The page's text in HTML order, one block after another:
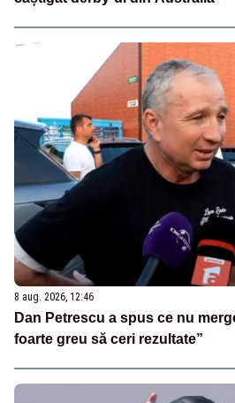
8 aug. 2026, 12:46
Dan Petrescu a spus ce nu
foarte greu să ceri rezultate”